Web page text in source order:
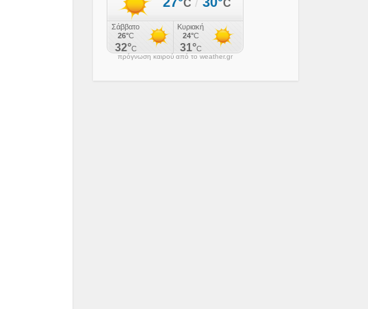
πρόγνωση καιρού από το weather.gr